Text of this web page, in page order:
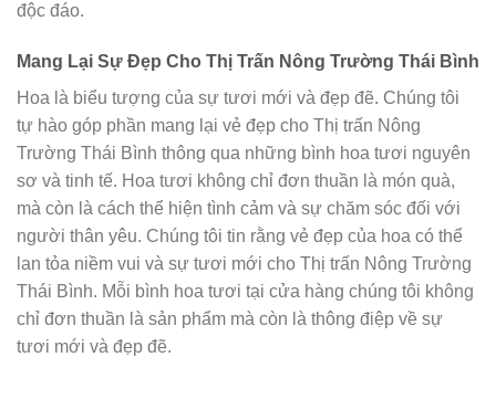
độc đáo.
Mang Lại Sự Đẹp Cho Thị Trấn Nông Trường Thái Bình
Hoa là biểu tượng của sự tươi mới và đẹp đẽ. Chúng tôi
tự hào góp phần mang lại vẻ đẹp cho Thị trấn Nông
Trường Thái Bình thông qua những bình hoa tươi nguyên
sơ và tinh tế. Hoa tươi không chỉ đơn thuần là món quà,
mà còn là cách thể hiện tình cảm và sự chăm sóc đối với
người thân yêu. Chúng tôi tin rằng vẻ đẹp của hoa có thể
lan tỏa niềm vui và sự tươi mới cho Thị trấn Nông Trường
Thái Bình. Mỗi bình hoa tươi tại cửa hàng chúng tôi không
chỉ đơn thuần là sản phẩm mà còn là thông điệp về sự
tươi mới và đẹp đẽ.